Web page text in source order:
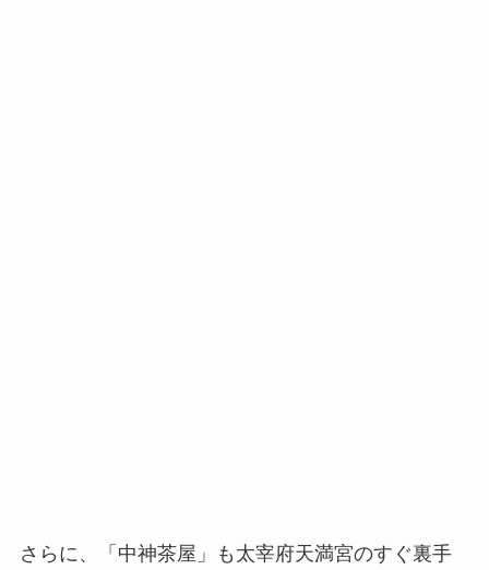
さらに、「中神茶屋」も太宰府天満宮のすぐ裏手